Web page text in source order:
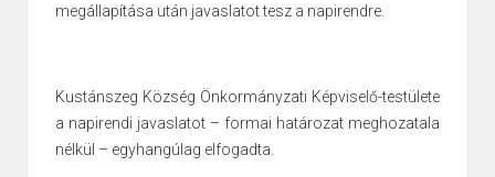
megállapítása után javaslatot tesz a napirendre.
Kustánszeg Község Önkormányzati Képviselő-testülete
a napirendi javaslatot – formai határozat meghozatala
nélkül – egyhangúlag elfogadta.